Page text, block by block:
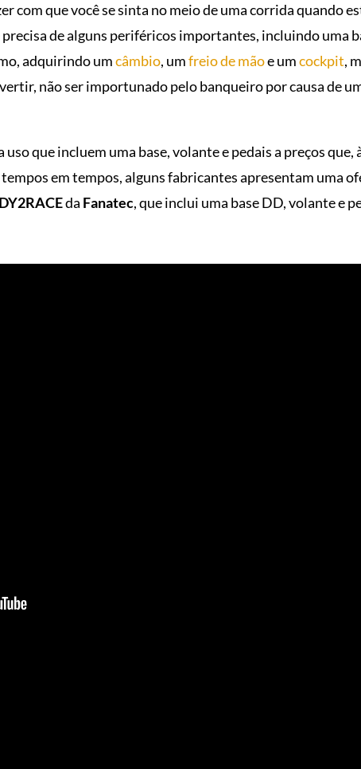
com que você se sinta no meio de uma corrida quando
de alguns periféricos importantes, incluindo uma
adquirindo umcâmbio, umfreio de mãoe umcockpit,
não ser importunado pelo banqueiro por causa de
que incluem uma base, volante e pedais a preços que,
em tempos, alguns fabricantes apresentam uma
da Fanatec, que inclui uma base DD, volante e